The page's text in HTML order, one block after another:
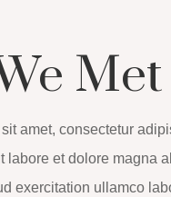
Met
amet, consectetur
labore et dolore magna
exercitation ullamco